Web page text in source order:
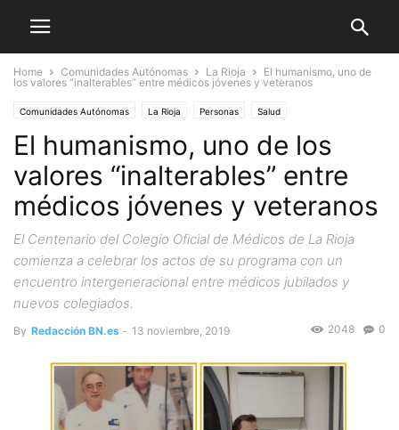
Home Comunidades Autónomas La Rioja
El humanismo, uno de
los valores “inalterables” entre médicos jóvenes y veteranos
Comunidades Autónomas La Rioja Personas Salud
El humanismo, uno de los
valores “inalterables” entre
médicos jóvenes y veteranos
El Centenario del Colegio Oficial de Médicos de La Rioja
comienza a celebrar los actos de su programa con un
encuentro intergeneracional entre médicos jubilados y
nuevos colegiados.
By Redacción BN.es - 13 noviembre, 2019 0
2048